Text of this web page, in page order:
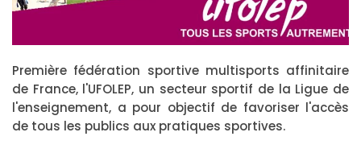
Première fédération sportive multisports affinitaire
de France, l'UFOLEP, un secteur sportif de la Ligue de
l'enseignement, a pour objectif de favoriser l'accès
de tous les publics aux pratiques sportives.